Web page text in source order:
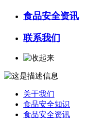
食品安全资讯
联系我们
关于我们
食品安全知识
食品安全资讯